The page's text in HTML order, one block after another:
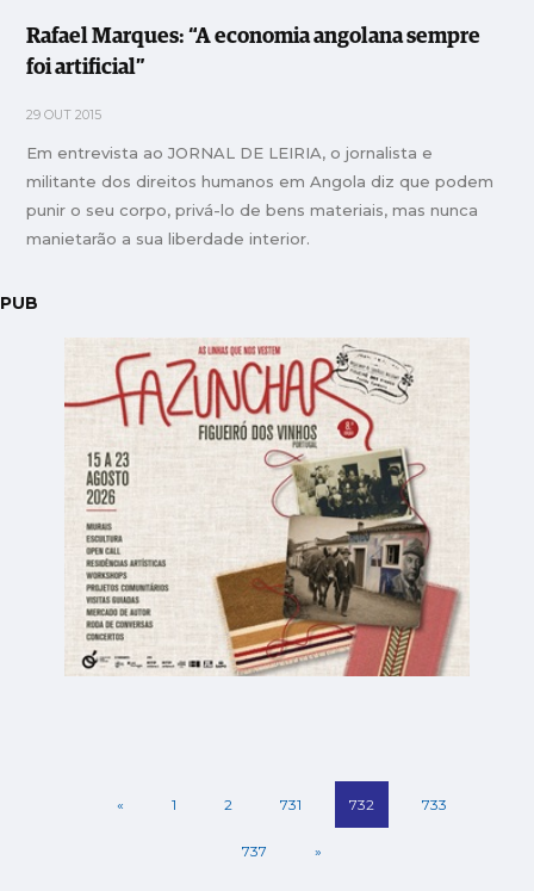
Rafael Marques: “A economia angolana sempre
foi artificial”
29 OUT 2015
Em entrevista ao JORNAL DE LEIRIA, o jornalista e
militante dos direitos humanos em Angola diz que podem
punir o seu corpo, privá-lo de bens materiais, mas nunca
manietarão a sua liberdade interior.
PUB
« 1 2 731 732 733
737 »